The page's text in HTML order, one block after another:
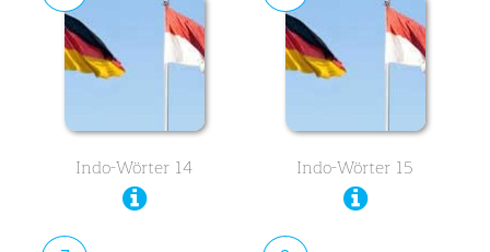
Indo-Wörter 14 Indo-Wörter 15